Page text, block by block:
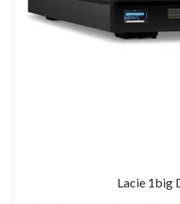
Lacie 1big